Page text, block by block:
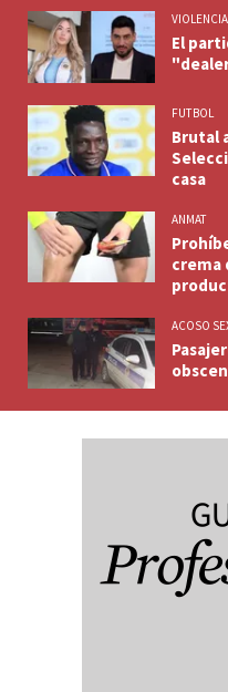
El
FUTBOL
Brutal
casa
ANMAT
crema
ACOSO